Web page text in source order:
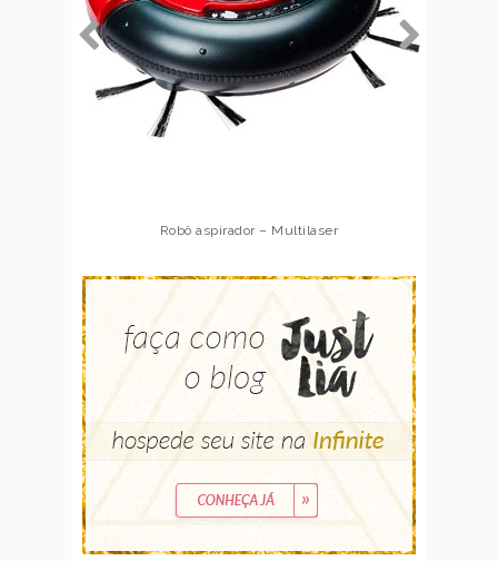
Robô aspirador – Multilaser